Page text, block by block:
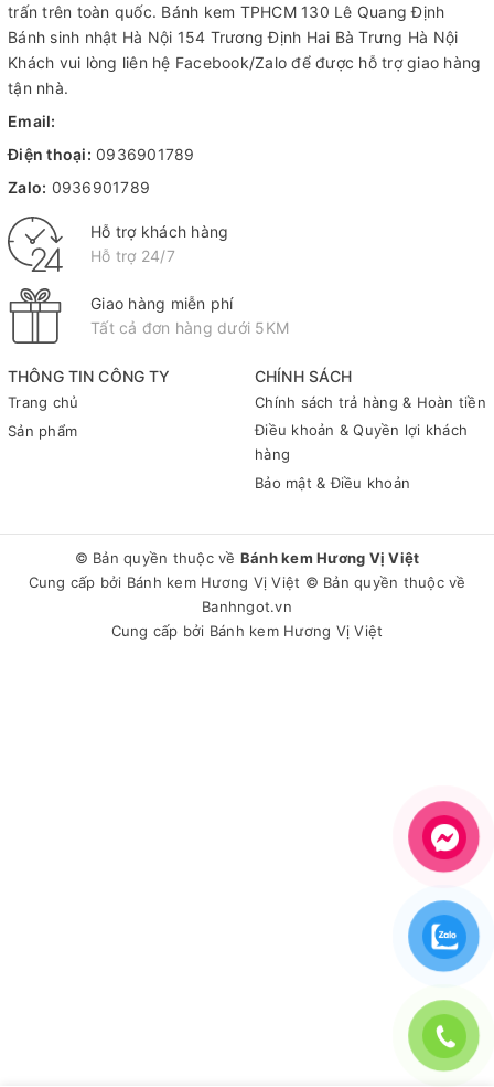
THÔNG TIN CÔNG TY
Trang chủ
Sản phẩm
CHÍNH SÁCH
Chính sách trả hàng & Hoàn tiền
Điều khoản & Quyền lợi khách
hàng
Bảo mật & Điều khoản
trấn trên toàn quốc. Bánh kem TPHCM130 Lê Quang Định
Bánh sinh nhật Hà Nội 154 Trương Định Hai Bà Trưng Hà Nội
Khách vui lòng liên hệ Facebook/Zalo để được hỗ trợ giao hàng
tận nhà.
Email:
Điện thoại: 0936901789
Zalo: 0936901789
Hỗ trợ khách hàng
Hỗ trợ 24/7
Giao hàng miễn phí
Tất cả đơn hàng dưới 5KM
© Bản quyền thuộc về Bánh kem Hương Vị Việt
Cung cấp bởi Bánh kem Hương Vị Việt © Bản quyền thuộc về
Banhngot.vn
Cung cấp bởi Bánh kem Hương Vị Việt